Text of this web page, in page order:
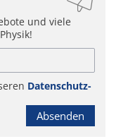
und viele
Datenschutz-
Absenden